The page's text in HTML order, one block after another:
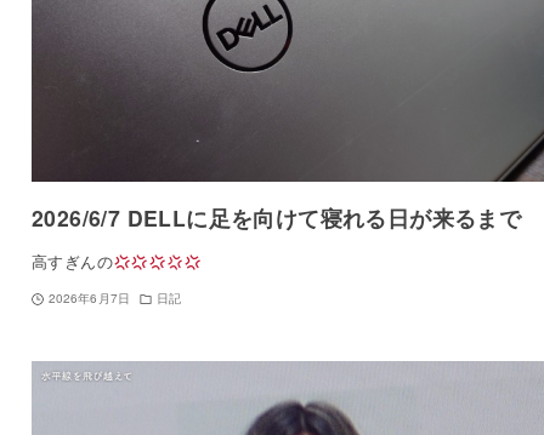
2026/6/7 DELLに足を向けて寝れる日が来るまで
高すぎんの
2026年6月7日 日記